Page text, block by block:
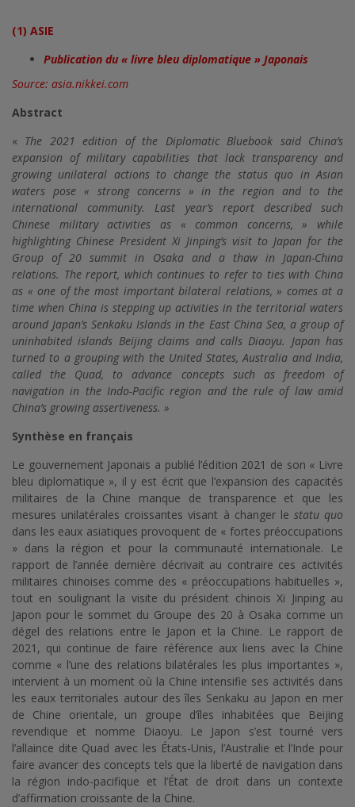
(1) ASIE
Publication du « livre bleu diplomatique » Japonais
Source: asia.nikkei.com
Abstract
« The 2021 edition of the Diplomatic Bluebook said China’s
expansion of military capabilities that lack transparency and
growing unilateral actions to change the status quo in Asian
waters pose « strong concerns » in the region and to the
international community. Last year’s report described such
Chinese military activities as « common concerns, » while
highlighting Chinese President Xi Jinping’s visit to Japan for the
Group of 20 summit in Osaka and a thaw in Japan-China
relations. The report, which continues to refer to ties with China
as « one of the most important bilateral relations, » comes at a
time when China is stepping up activities in the territorial waters
around Japan’s Senkaku Islands in the East China Sea, a group of
uninhabited islands Beijing claims and calls Diaoyu. Japan has
turned to a grouping with the United States, Australia and India,
called the Quad, to advance concepts such as freedom of
navigation in the Indo-Pacific region and the rule of law amid
China’s growing assertiveness. »
Synthèse en français
Le gouvernement Japonais a publié l’édition 2021 de son « Livre
bleu diplomatique », il y est écrit que l’expansion des capacités
militaires de la Chine manque de transparence et que les
mesures unilatérales croissantes visant à changer le statu quo
dans les eaux asiatiques provoquent de « fortes préoccupations
» dans la région et pour la communauté internationale. Le
rapport de l’année dernière décrivait au contraire ces activités
militaires chinoises comme des « préoccupations habituelles »,
tout en soulignant la visite du président chinois Xi Jinping au
Japon pour le sommet du Groupe des 20 à Osaka comme un
dégel des relations entre le Japon et la Chine. Le rapport de
2021, qui continue de faire référence aux liens avec la Chine
comme « l’une des relations bilatérales les plus importantes »,
intervient à un moment où la Chine intensifie ses activités dans
les eaux territoriales autour des îles Senkaku au Japon en mer
de Chine orientale, un groupe d’îles inhabitées que Beijing
revendique et nomme Diaoyu. Le Japon s’est tourné vers
l’allaince dite Quad avec les États-Unis, l’Australie et l’Inde pour
faire avancer des concepts tels que la liberté de navigation dans
la région indo-pacifique et l’État de droit dans un contexte
d’affirmation croissante de la Chine.